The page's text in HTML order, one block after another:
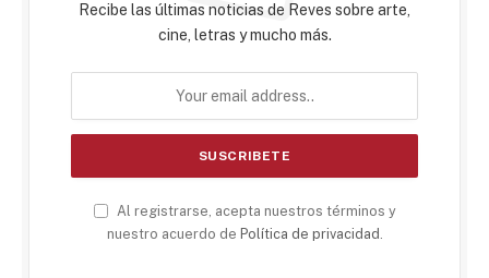
Recibe las últimas noticias de Reves sobre arte,
cine, letras y mucho más.
Al registrarse, acepta nuestros términos y
nuestro acuerdo de Política de privacidad .